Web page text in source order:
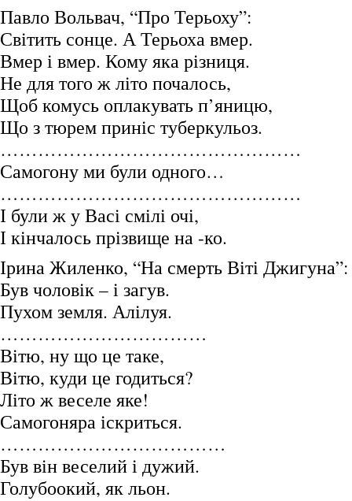
Павло Вольвач, “Про Терьоху”:
Світить сонце. А Терьоха вмер.
Вмер і вмер. Кому яка різниця.
Не для того ж літо почалось,
Щоб комусь оплакувать п’яницю,
Що з тюрем приніс туберкульоз.
…………………………………………
Самогону ми були одного…
…………………………………………
І були ж у Васі смілі очі,
І кінчалось прізвище на -ко.
Ірина Жиленко, “На смерть Віті Джигуна”:
Був чоловік – і загув.
Пухом земля. Алілуя.
……………………………
Вітю, ну що це таке,
Вітю, куди це годиться?
Літо ж веселе яке!
Самогоняра іскриться.
………………………………
Був він веселий і дужий.
Голубоокий, як льон.